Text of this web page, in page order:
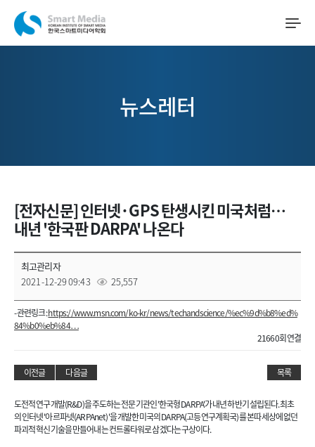
뉴스레터
[전자신문] 인터넷·GPS 탄생시킨 미국처럼…
내년 '한국판 DARPA' 나온다
최고관리자
2021-12-29 09:43
25,557
- 관련링크 :https://www.msn.com/ko-kr/news/techandscience/%ec%9d%b8%ed%
84%b0%eb%84…
21660회 연결
이전글 다음글 목록
도전적 연구개발(R&D)을 주도하는 전문기관인 '한국형 DARPA'가 내년 하반기 설립된다. 최초
의 인터넷 '아르파넷(ARPAnet)'을 개발한 미국의 DARPA(고등연구계획국)를 본따 세상에 없던
파괴적 혁신기술을 만들어내는 컨트롤타워로 삼겠다는 구상이다.